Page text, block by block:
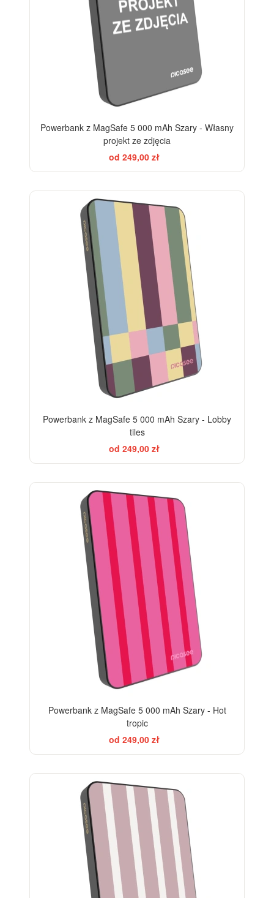
Powerbank z MagSafe 5 000 mAh Szary - Własny
projekt ze zdjęcia
od 249,00 zł
Powerbank z MagSafe 5 000 mAh Szary - Lobby
tiles
od 249,00 zł
Powerbank z MagSafe 5 000 mAh Szary - Hot
tropic
od 249,00 zł